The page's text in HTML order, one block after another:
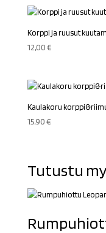
Korppi ja ruusut
12,00€
Kaulakoru
15,90€
Tutustu